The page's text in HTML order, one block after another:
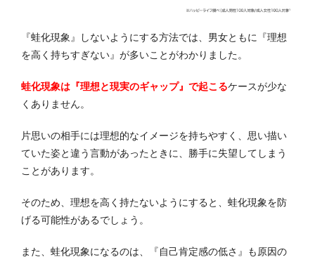
『蛙化現象』しないようにする方法では、男女ともに『理想
を高く持ちすぎない』が多いことがわかりました。
蛙化現象は『理想と現実のギャップ』で起こるケースが少な
くありません。
片思いの相手には理想的なイメージを持ちやすく、思い描い
ていた姿と違う言動があったときに、勝手に失望してしまう
ことがあります。
そのため、理想を高く持たないようにすると、蛙化現象を防
げる可能性があるでしょう。
また、蛙化現象になるのは、『自己肯定感の低さ』も原因の